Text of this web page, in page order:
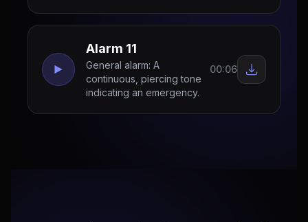
Alarm 11
General alarm: A
continuous, piercing tone
indicating an emergency.
00:06